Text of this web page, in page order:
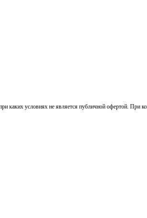
условиях не является публичной офертой. При